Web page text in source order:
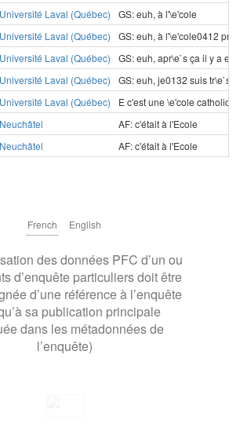
Université Laval (Québec)
GS: euh, à l'\e'cole
Université Laval (Québec)
GS: euh, à l'\e'cole0412
Université Laval (Québec)
GS: euh, apr\e`s ça il y a
Université Laval (Québec)
GS: euh, je0132 suis tr\e`s
Université Laval (Québec)
E c'est une \e'cole
Neuchâtel
AF: c'était à l'Ecole
Neuchâtel AF: c'était à l'Ecole
French English
des données PFC d’un ou
d’enquête particuliers doit être
d’une référence à l’enquête
sa publication principale
dans les métadonnées de
l’enquête)